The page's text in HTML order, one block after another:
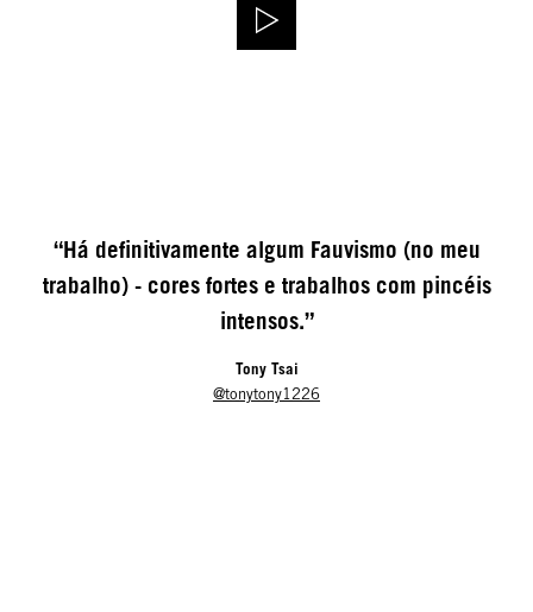
“Há definitivamente algum Fauvismo (no meu
trabalho) - cores fortes e trabalhos com pincéis
intensos.”
Tony Tsai
@tonytony1226